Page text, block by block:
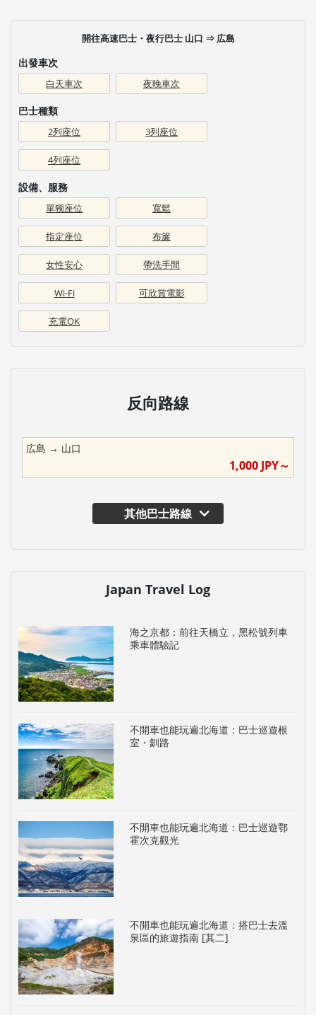
開往高速巴士・夜行巴士 山口 ⇒ 広島
出發車次
白天車次 夜晚車次
巴士種類
2列座位 3列座位
4列座位
設備、服務
單獨座位 寬鬆
指定座位 布簾
女性安心 帶洗手間
Wi-Fi 可欣賞電影
充電OK
反向路線
広島 → 山口
1,000 JPY～
其他巴士路線
Japan Travel Log
海之京都：前往天橋立，黑松號列車
乘車體驗記
不開車也能玩遍北海道：巴士巡遊根
室・釧路
不開車也能玩遍北海道：巴士巡遊鄂
霍次克觀光
不開車也能玩遍北海道：搭巴士去溫
泉區的旅遊指南 [其二]